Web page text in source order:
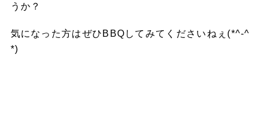
うか？
気になった方はぜひBBQしてみてくださいねぇ(*^-^
*)